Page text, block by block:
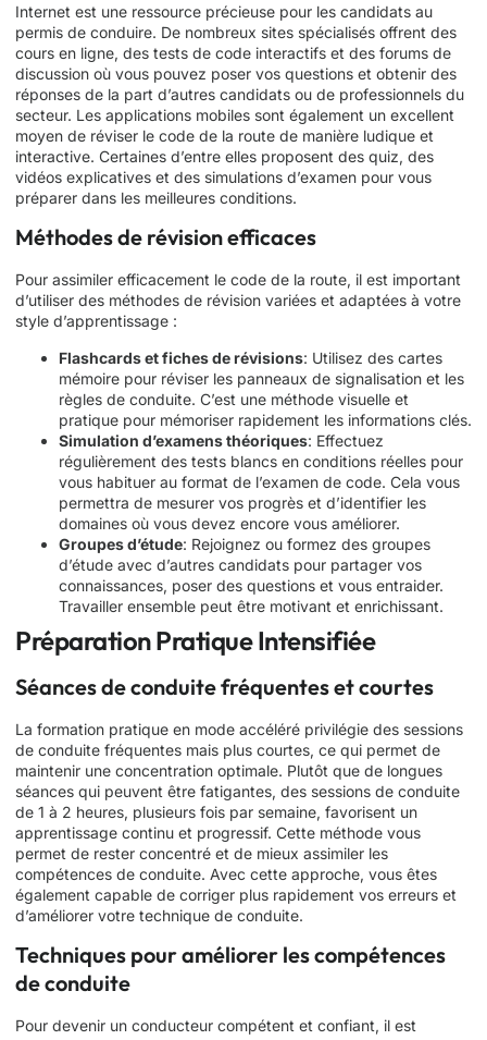
Internet est une ressource précieuse pour les candidats au
permis de conduire. De nombreux sites spécialisés offrent des
cours en ligne, des tests de code interactifs et des forums de
discussion où vous pouvez poser vos questions et obtenir des
réponses de la part d’autres candidats ou de professionnels du
secteur. Les applications mobiles sont également un excellent
moyen de réviser le code de la route de manière ludique et
interactive. Certaines d’entre elles proposent des quiz, des
vidéos explicatives et des simulations d’examen pour vous
préparer dans les meilleures conditions.
Méthodes de révision efficaces
Pour assimiler efficacement le code de la route, il est important
d’utiliser des méthodes de révision variées et adaptées à votre
style d’apprentissage :
Flashcards et fiches de révisions: Utilisez des cartes
mémoire pour réviser les panneaux de signalisation et les
règles de conduite. C’est une méthode visuelle et
pratique pour mémoriser rapidement les informations clés.
Simulation d’examens théoriques: Effectuez
régulièrement des tests blancs en conditions réelles pour
vous habituer au format de l’examen de code. Cela vous
permettra de mesurer vos progrès et d’identifier les
domaines où vous devez encore vous améliorer.
Groupes d’étude: Rejoignez ou formez des groupes
d’étude avec d’autres candidats pour partager vos
connaissances, poser des questions et vous entraider.
Travailler ensemble peut être motivant et enrichissant.
Préparation Pratique Intensifiée
Séances de conduite fréquentes et courtes
La formation pratique en mode accéléré privilégie des sessions
de conduite fréquentes mais plus courtes, ce qui permet de
maintenir une concentration optimale. Plutôt que de longues
séances qui peuvent être fatigantes, des sessions de conduite
de 1 à 2 heures, plusieurs fois par semaine, favorisent un
apprentissage continu et progressif. Cette méthode vous
permet de rester concentré et de mieux assimiler les
compétences de conduite. Avec cette approche, vous êtes
également capable de corriger plus rapidement vos erreurs et
d’améliorer votre technique de conduite.
Techniques pour améliorer les compétences
de conduite
Pour devenir un conducteur compétent et confiant, il est